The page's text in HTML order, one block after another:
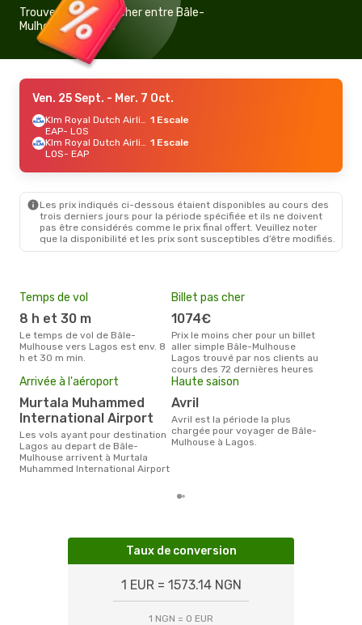
Trouvez un vol pas cher entre Bâle-
Mulhouse et Lagos
Ven. 25 Sept. - Mer. 7 Oct.
Klm Royal Dutch Airlines 1 Escale
EAP- LOS
Klm Royal Dutch Airlines 1 Escale
LOS- EAP
Les prix indiqués ci-dessous étaient disponibles au cours des
trois derniers jours pour la période spécifiée et ils ne doivent
pas être considérés comme le prix final offert. Veuillez noter
que la disponibilité et les prix sont susceptibles d’être modifiés.
Temps de vol
8 h et 30 m
Le temps de vol de Bâle-
Mulhouse vers Lagos est env. 8
h et 30 m min.
Billet pas cher
1074€
Prix le moins cher pour un billet
aller simple Bâle-Mulhouse
Lagos trouvé par nos clients au
cours des 72 dernières heures
Arrivée à l'aéroport
Murtala Muhammed
International Airport
Les vols ayant pour destination
Lagos au depart de Bâle-
Mulhouse arrivent à Murtala
Muhammed International Airport
Haute saison
avril
avril est la période la plus
chargée pour voyager de Bâle-
Mulhouse à Lagos.
Taux de conversion
1 EUR = 1573.14 NGN
1 NGN = 0 EUR